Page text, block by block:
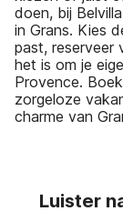
doen, bij
in Grans. Kies
past, reserveer
het is om je
Provence.
zorgeloze
charme van
Luister